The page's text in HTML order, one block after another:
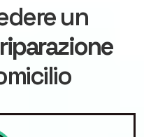
un
riparazione